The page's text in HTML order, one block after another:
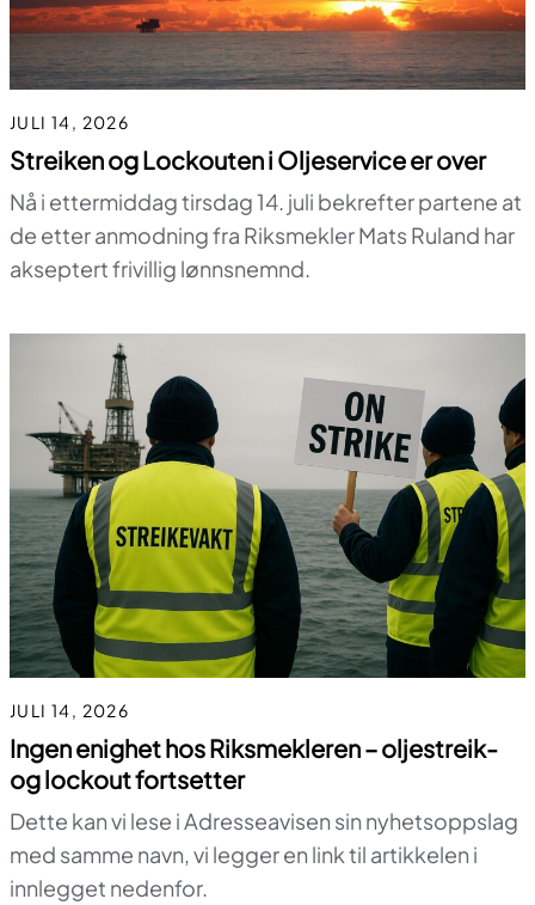
JULI 14, 2026
Streiken og Lockouten i Oljeservice er over
Nå i ettermiddag tirsdag 14. juli bekrefter partene at
de etter anmodning fra Riksmekler Mats Ruland har
akseptert frivillig lønnsnemnd.
JULI 14, 2026
Ingen enighet hos Riksmekleren – oljestreik-
og lockout fortsetter
Dette kan vi lese i Adresseavisen sin nyhetsoppslag
med samme navn, vi legger en link til artikkelen i
innlegget nedenfor.